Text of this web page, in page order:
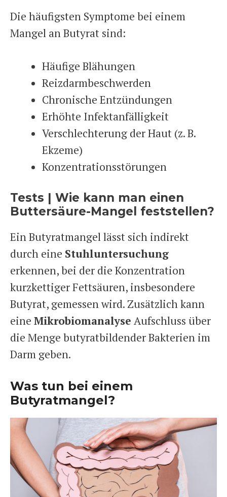
Die häufigsten Symptome bei einem
Mangel an Butyrat sind:
Häufige Blähungen
Reizdarmbeschwerden
Chronische Entzündungen
Erhöhte Infektanfälligkeit
Verschlechterung der Haut (z. B.
Ekzeme)
Konzentrationsstörungen
Tests | Wie kann man einen
Buttersäure-Mangel feststellen?
Ein Butyratmangel lässt sich indirekt
durch eine Stuhluntersuchung
erkennen, bei der die Konzentration
kurzkettiger Fettsäuren, insbesondere
Butyrat, gemessen wird. Zusätzlich kann
eine Mikrobiomanalyse Aufschluss über
die Menge butyratbildender Bakterien im
Darm geben.
Was tun bei einem
Butyratmangel?